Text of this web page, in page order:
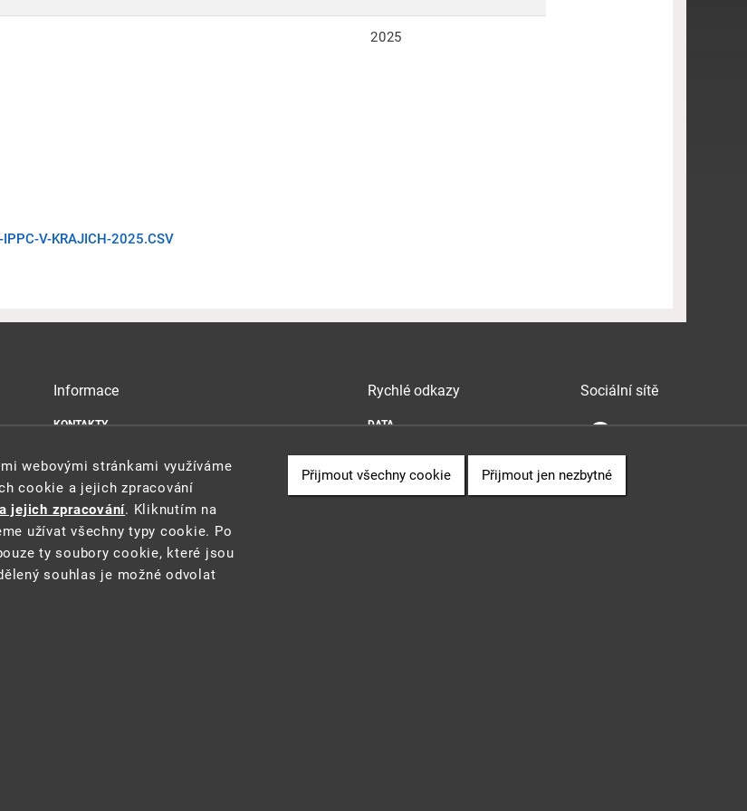
2025
IPPC-V-KRAJICH-2025.CSV
Informace
KONTAKTY
PROHLÁŠENÍ O PŘÍSTUPNOSTI
ZÁSADY POUŽÍVÁNÍ SOUBORŮ COOKIE
Rychlé odkazy
DATA
PUBLIKACE
Sociální sítě
projektu "Platforma pro statistiku, reporting a analýzy" (CZ.06.3.05/0.0/0.0/16_028/0006498) financovaného z EU.
webovými stránkami využíváme
cookie a jejich zpracování
jejich zpracování. Kliknutím na
užívat všechny typy cookie. Po
ty soubory cookie, které jsou
souhlas je možné odvolat
Přijmout všechny cookie Přijmout jen nezbytné